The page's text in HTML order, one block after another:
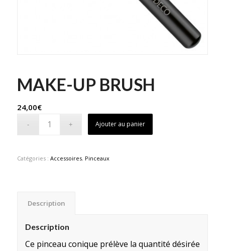
MAKE-UP BRUSH
24,00€
Ajouter au panier
Catégories : Accessoires, Pinceaux
Description
Description
Ce pinceau conique prélève la quantité désirée